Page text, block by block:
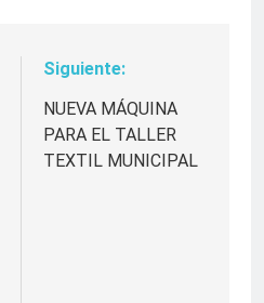
Siguiente:
NUEVA MÁQUINA
PARA EL TALLER
TEXTIL MUNICIPAL